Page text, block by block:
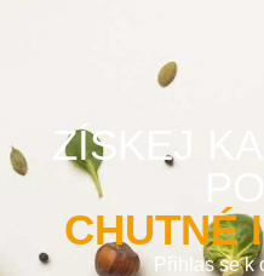
ZÍSKEJ
CHUTNÉ
Přihlas se k